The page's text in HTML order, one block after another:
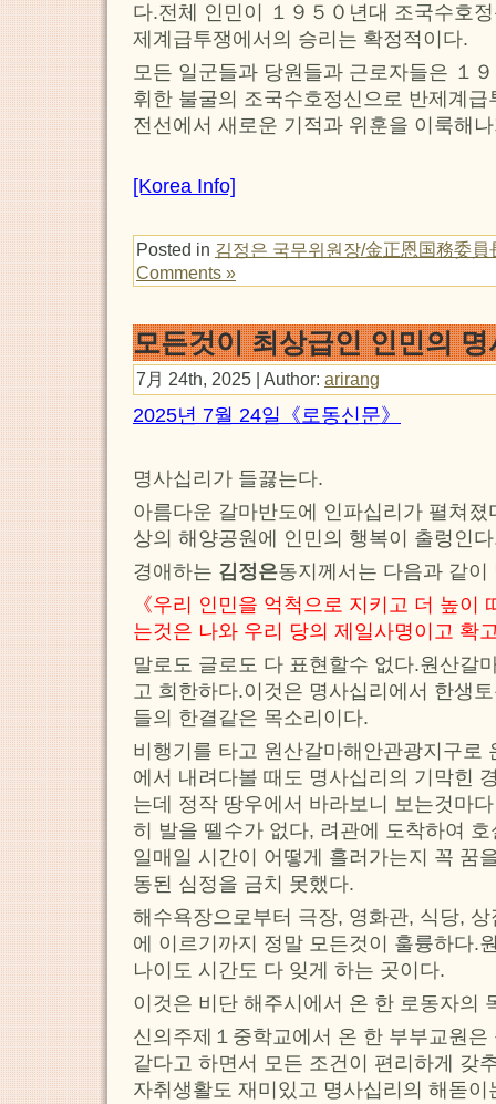
다.전체 인민이 １９５０년대 조국수호
제계급투쟁에서의 승리는 확정적이다.
모든 일군들과 당원들과 근로자들은 １
휘한 불굴의 조국수호정신으로 반제계
전선에서 새로운 기적과 위훈을 이룩해
[Korea Info]
Posted in 김정은 국무위원장/金正恩国務委員
Comments »
모든것이 최상급인 인민의 명
7月 24th, 2025 | Author: arirang
2025년 7월 24일《로동신문》
명사십리가 들끓는다.
아름다운 갈마반도에 인파십리가 펼쳐
상의 해양공원에 인민의 행복이 출렁인
경애하는 김정은동지께서는 다음과 같이
《우리 인민을 억척으로 지키고 더 높이
는것은 나와 우리 당의 제일사명이고 확
말로도 글로도 다 표현할수 없다.원산갈
고 희한하다.이것은 명사십리에서 한생
들의 한결같은 목소리이다.
비행기를 타고 원산갈마해안관광지구로
에서 내려다볼 때도 명사십리의 기막힌
는데 정작 땅우에서 바라보니 보는것마
히 발을 뗄수가 없다, 려관에 도착하여
일매일 시간이 어떻게 흘러가는지 꼭 꿈
동된 심정을 금치 못했다.
해수욕장으로부터 극장, 영화관, 식당,
에 이르기까지 정말 모든것이 훌륭하다.
나이도 시간도 다 잊게 하는 곳이다.
이것은 비단 해주시에서 온 한 로동자의
신의주제１중학교에서 온 한 부부교원
같다고 하면서 모든 조건이 편리하게 갖
자취생활도 재미있고 명사십리의 해돋